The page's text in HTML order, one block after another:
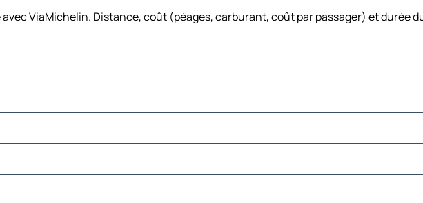
ViaMichelin. Distance, coût (péages, carburant, coût par passager) et durée